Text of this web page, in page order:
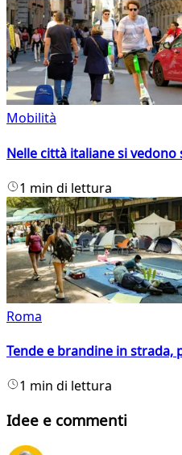
Mobilità
Nelle città italiane si
1 min di lettura
Roma
Tende e brandine in strada,
1 min di lettura
Idee e commenti